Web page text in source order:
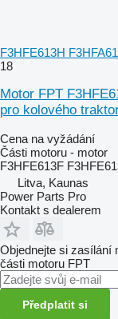
F3HFE613H
18
Motor FPT
pro kolového
Cena na vyžádání
Části motoru - motor
F3HFE613F
Litva, Kaunas
Power Parts Pro
Kontakt s dealerem
Objednejte si zasílání
části motoru FPT
Předplatit si